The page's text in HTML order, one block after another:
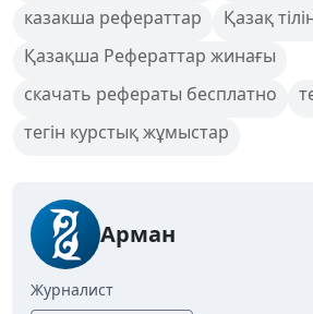
казакша рефераттар
Қазақ
Қазақша Рефераттар жинағы
скачать рефераты бесплатно
тегін курстық жұмыстар
Арман
Журналист